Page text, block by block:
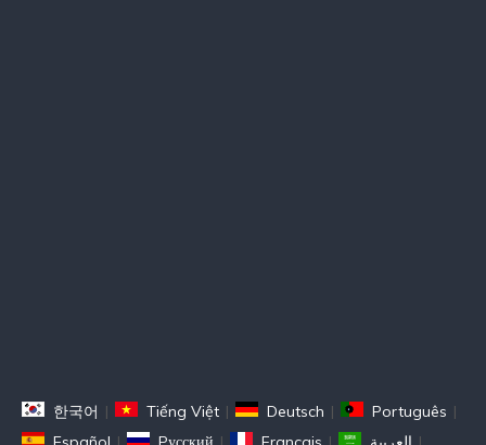
한국어 | Tiếng Việt | Deutsch | Português |